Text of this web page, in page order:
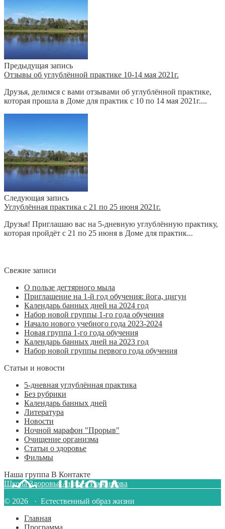
Предыдущая запись
Отзывы об углублённой практике 10-14 мая 2021г.
Друзья, делимся с вами отзывами об углублённой практике,
которая прошла в Доме для практик с 10 по 14 мая 2021г....
Следующая запись
Углублённая практика с 21 по 25 июня 2021г.
Друзья! Приглашаю вас на 5-дневную углублённую практику,
которая пройдёт с 21 по 25 июня в Доме для практик...
Свежие записи
О пользе дегтярного мыла
Приглашение на 1-й год обучения: йога, цигун
Календарь банных дней на 2024 год
Набор новой группы 1-го года обучения
Начало нового учебного года 2023-2024
Новая группа 1-го года обучения
Календарь банных дней на 2023 год
Набор новой группы первого года обучения
Статьи и новости
5-дневная углублённая практика
Без рубрики
Календарь банных дней
Литература
Новости
Ночной марафон "Прорыв"
Очищение организма
Статьи о здоровье
Фильмы
Наша группа В Контакте
Школа Здоровья Андрея Изосимова
© 2026 · Естественный образ жизни
Главная
Программа